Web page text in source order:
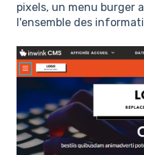
pixels, un menu burger
l'ensemble des